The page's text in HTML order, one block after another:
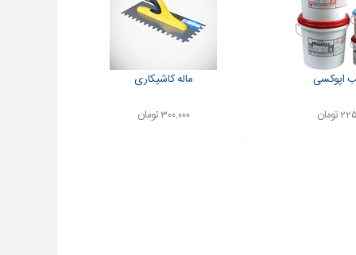
اپوکسی
تومان
ماله کاشیکاری
۳۰۰,۰۰۰ تومان